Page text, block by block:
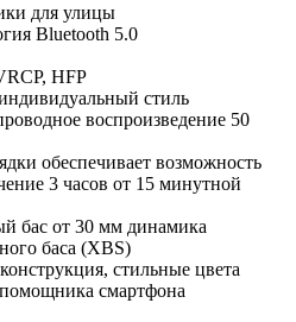
для улицы
Bluetooth 5.0
HFP
стиль
воспроизведение 50
обеспечивает возможность
3 часов от 15 минутной
бас от 30 мм динамика
баса (XBS)
стильные цвета
смартфона